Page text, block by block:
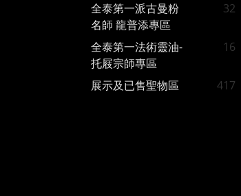
全泰第一派古曼粉
名師 龍普添專區
32
全泰第一法術靈油-
托屐宗師專區
16
展示及已售聖物區 417